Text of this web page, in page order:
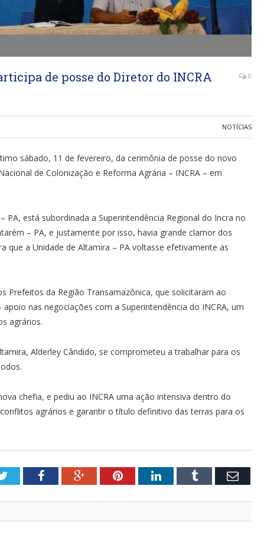
de posse do Diretor do INCRA
0
NOTÍCIAS
sábado, 11 de fevereiro, da cerimônia de posse do novo
de Colonização e Reforma Agrária – INCRA – em
PA, está subordinada a Superintendência Regional do Incra no
– PA, e justamente por isso, havia grande clamor dos
que a Unidade de Altamira – PA voltasse efetivamente as
Prefeitos da Região Transamazônica, que solicitaram ao
nas negociações com a Superintendência do INCRA, um
agrários.
Alderley Cândido, se comprometeu a trabalhar para os
chefia, e pediu ao INCRA uma ação intensiva dentro do
agrários e garantir o título definitivo das terras para os
TwitterFacebookGoogle+PinterestLinkedInTumblr Email